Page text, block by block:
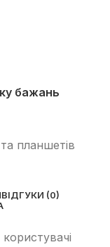
бажань
планшетів
ВІДГУКИ (0)